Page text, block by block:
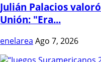
Julián Palacios
Unión: "Era...
enelarea Ago 7, 2026